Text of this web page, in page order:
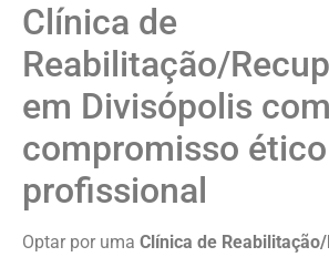
Clínica de
Reabilitação/
em Divisópolis com
compromisso
profissional
Optar por uma Clínica de